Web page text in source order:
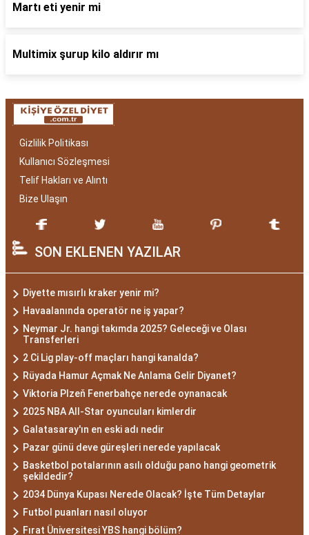
Martı eti yenir mi
Multimix şurup kilo aldırır mı
Gizlilik Politikası
Kullanıcı Sözleşmesi
Telif Hakları ve Alıntı
Bize Ulaşın
SON EKLENEN YAZILAR
Diyette mısırlı kraker yenir mi?
Havaalanında operatör ne iş yapar?
Neymar Jr. hangi takımda 2025? Geleceği ve Olası
Transferleri
2 Ci Lig play-off maçları hangi kanalda?
Rüyada Hamur Açmak Ne Anlama Gelir Diyanet?
Viktoria Plzeň Fenerbahçe nerede oynanacak
2025 NBA All-Star oyuncuları kimlerdir
Galatasaray'ın en eski adı nedir
Pazar günü deve güreşleri nerede yapılacak
Basketbol potalarının asılı olduğu pano hangi geometrik
şekildedir?
2034 Dünya Kupası Nerede Olacak? İşte Tüm Detaylar
Futbol puanları nasıl oluyor
Fırat Üniversitesi YBS hangi bölüm?